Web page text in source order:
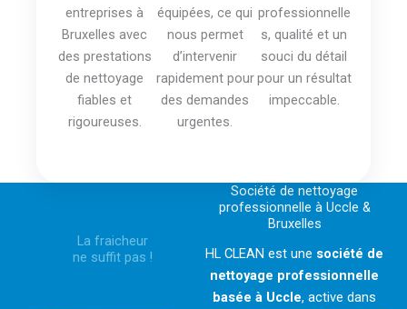
entreprises à
Bruxelles avec
des prestations
de nettoyage
fiables et
rigoureuses.
équipées, ce qui
nous permet
d’intervenir
rapidement pour
des demandes
urgentes.
professionnelle
s, qualité et un
souci du détail
pour un résultat
impeccable.
La fraicheur
ne suffit pas !
Société de nettoyage
professionnelle à Uccle &
Bruxelles
HL CLEAN est une société de
nettoyage professionnelle
basée à Uccle, active dans